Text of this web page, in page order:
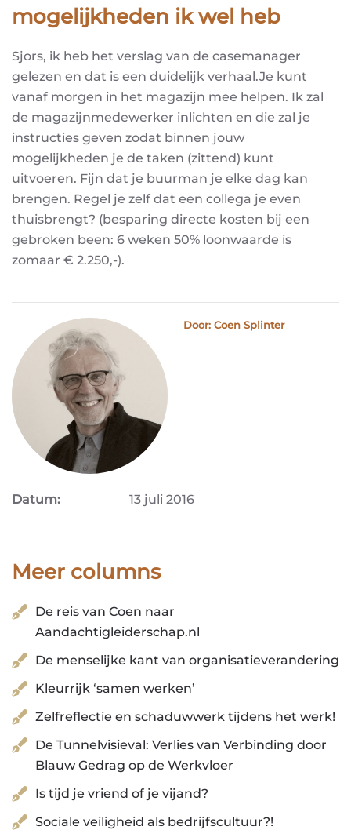
mogelijkheden ik wel heb
Sjors, ik heb het verslag van de casemanager
gelezen en dat is een duidelijk verhaal.Je kunt
vanaf morgen in het magazijn mee helpen. Ik zal
de magazijnmedewerker inlichten en die zal je
instructies geven zodat binnen jouw
mogelijkheden je de taken (zittend) kunt
uitvoeren. Fijn dat je buurman je elke dag kan
brengen. Regel je zelf dat een collega je even
thuisbrengt? (besparing directe kosten bij een
gebroken been: 6 weken 50% loonwaarde is
zomaar € 2.250,-).
Door: Coen Splinter
Datum: 13 juli 2016
Meer columns
De reis van Coen naar
Aandachtigleiderschap.nl
De menselijke kant van organisatieverandering
Kleurrijk ‘samen werken’
Zelfreflectie en schaduwwerk tijdens het werk!
De Tunnelvisieval: Verlies van Verbinding door
Blauw Gedrag op de Werkvloer
Is tijd je vriend of je vijand?
Sociale veiligheid als bedrijfscultuur?!